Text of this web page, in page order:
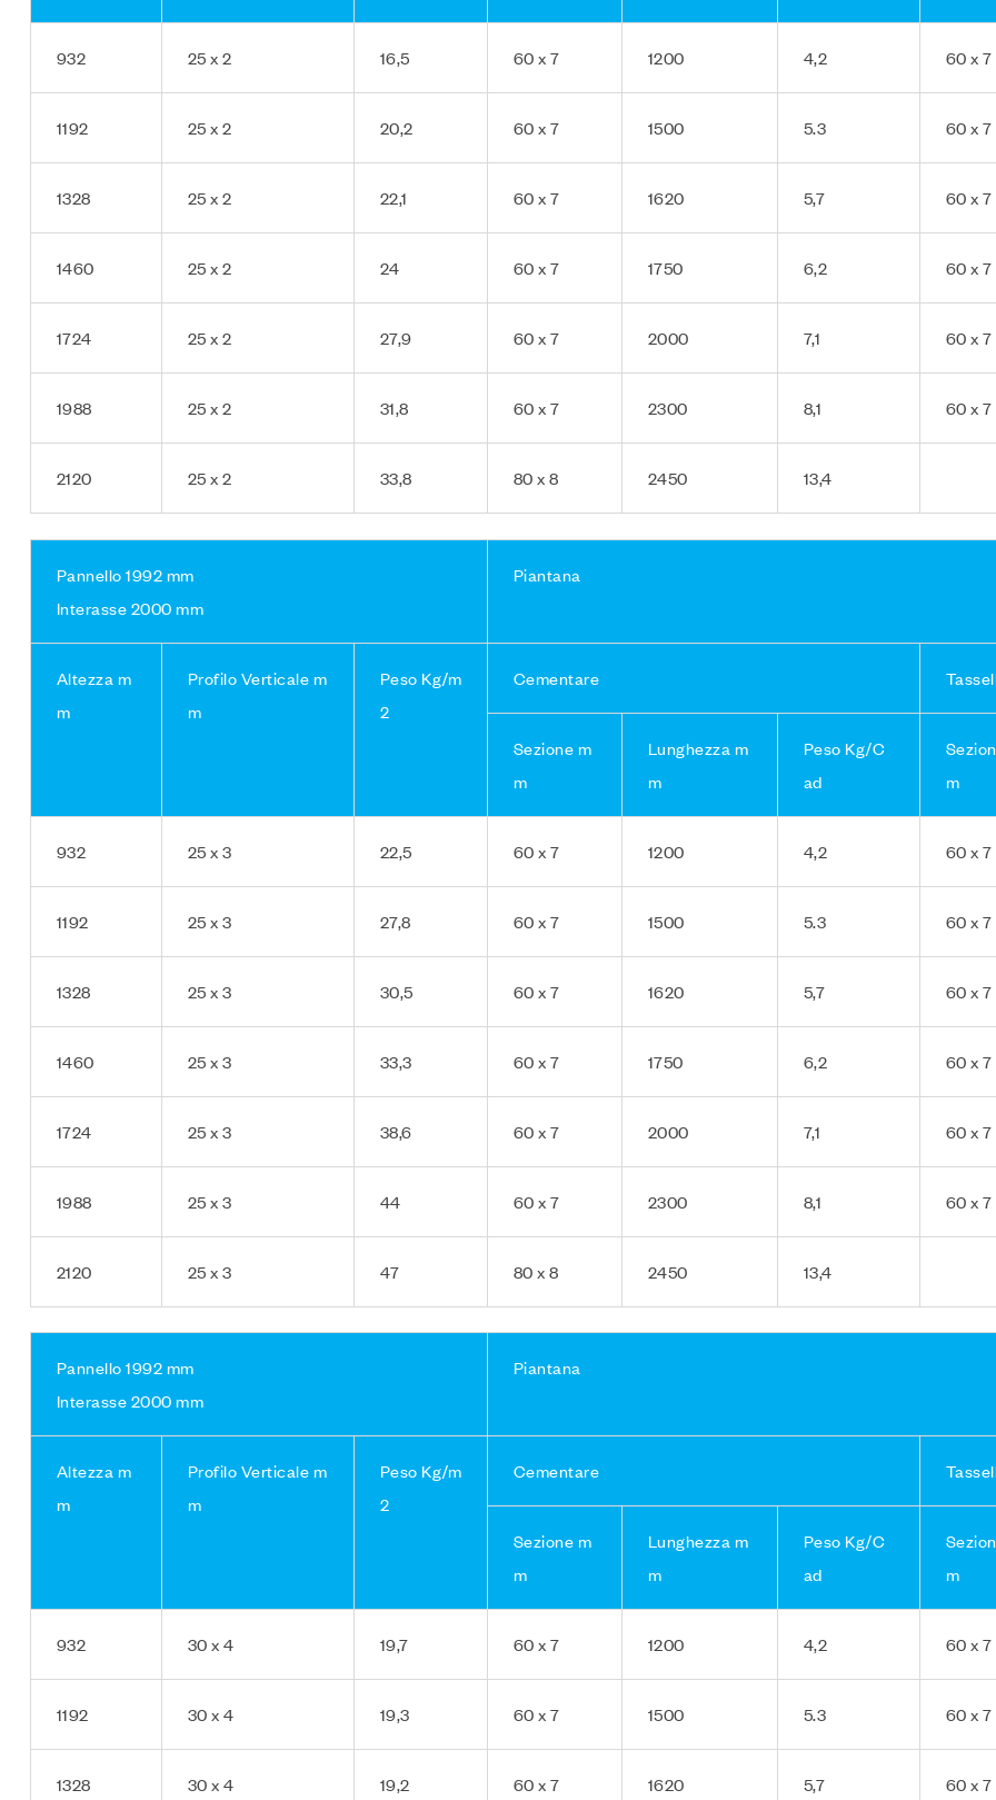
932 25 x 2 16,5 60 x 7 1200 4,2 60 x 7
1192 25 x 2 20,2 60 x 7 1500 5.3 60 x 7
1328 25 x 2 22,1 60 x 7 1620 5,7 60 x 7
1460 25 x 2 24 60 x 7 1750 6,2 60 x 7
1724 25 x 2 27,9 60 x 7 2000 7,1 60 x 7
1988 25 x 2 31,8 60 x 7 2300 8,1 60 x 7
2120 25 x 2 33,8 80 x 8 2450 13,4
Pannello 1992 mm
Interasse 2000 mm
Piantana
Altezza m
m
Profilo Verticale m
m
Peso Kg/m
2
Cementare
Sezione m
m
Lunghezza m
m
Peso Kg/C
ad
m
932 25 x 3 22,5 60 x 7 1200 4,2 60 x 7
1192 25 x 3 27,8 60 x 7 1500 5.3 60 x 7
1328 25 x 3 30,5 60 x 7 1620 5,7 60 x 7
1460 25 x 3 33,3 60 x 7 1750 6,2 60 x 7
1724 25 x 3 38,6 60 x 7 2000 7,1 60 x 7
1988 25 x 3 44 60 x 7 2300 8,1 60 x 7
2120 25 x 3 47 80 x 8 2450 13,4
Pannello 1992 mm
Interasse 2000 mm
Piantana
Altezza m
m
Profilo Verticale m
m
Peso Kg/m
2
Cementare
Sezione m
m
Lunghezza m
m
Peso Kg/C
ad
m
932 30 x 4 19,7 60 x 7 1200 4,2 60 x 7
1192 30 x 4 19,3 60 x 7 1500 5.3 60 x 7
1328 30 x 4 19,2 60 x 7 1620 5,7 60 x 7